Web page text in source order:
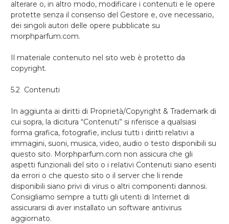
alterare o, in altro modo, modificare i contenuti e le opere
protette senza il consenso del Gestore e, ove necessario,
dei singoli autori delle opere pubblicate su
morphparfum.com.
Il materiale contenuto nel sito web è protetto da
copyright.
5.2 Contenuti
In aggiunta ai diritti di Proprietà/Copyright & Trademark di
cui sopra, la dicitura “Contenuti” si riferisce a qualsiasi
forma grafica, fotografie, inclusi tutti i diritti relativi a
immagini, suoni, musica, video, audio o testo disponibili su
questo sito. Morphparfum.com non assicura che gli
aspetti funzionali del sito o i relativi Contenuti siano esenti
da errori o che questo sito o il server che li rende
disponibili siano privi di virus o altri componenti dannosi.
Consigliamo sempre a tutti gli utenti di Internet di
assicurarsi di aver installato un software antivirus
aggiornato.